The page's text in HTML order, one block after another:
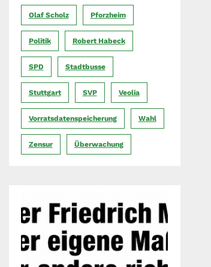
Olaf Scholz Pforzheim
Politik Robert Habeck
SPD Stadtbusse
Stuttgart SVP Veolia
Vorratsdatenspeicherung Wahl
Zensur Überwachung